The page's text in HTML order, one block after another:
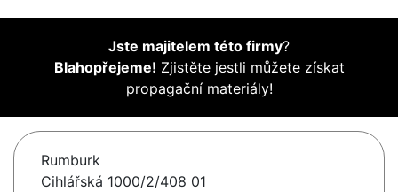
Jste majitelem této firmy?
Blahopřejeme! Zjistěte jestli můžete získat
propagační materiály!
Rumburk
Cihlářská 1000/2/408 01